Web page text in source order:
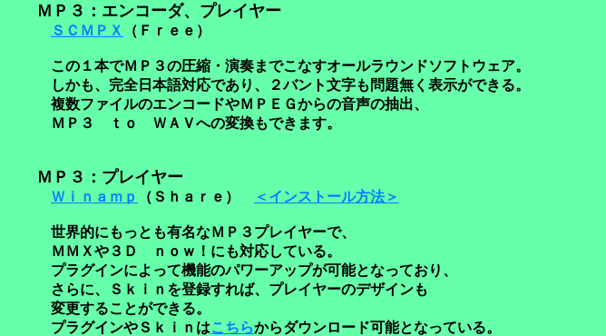
ＭＰ３：エンコーダ、プレイヤー
ＳＣＭＰＸ （Ｆｒｅｅ）
この１本でＭＰ３の圧縮・演奏までこなすオールラウンドソフトウェア。
しかも、完全日本語対応であり、２バント文字も問題無く表示ができる。
複数ファイルのエンコードやＭＰＥＧからの音声の抽出、
ＭＰ３ ｔｏ ＷＡＶへの変換もできます。
ＭＰ３：プレイヤー
Ｗｉｎａｍｐ （Ｓｈａｒｅ） ＜インストール方法＞
世界的にもっとも有名なＭＰ３プレイヤーで、
ＭＭＸや３Ｄ ｎｏｗ！にも対応している。
プラグインによって機能のパワーアップが可能となっており、
さらに、Ｓｋｉｎを登録すれば、プレイヤーのデザインも
変更することができる。
プラグインやＳｋｉｎはこちらからダウンロード可能となっている。